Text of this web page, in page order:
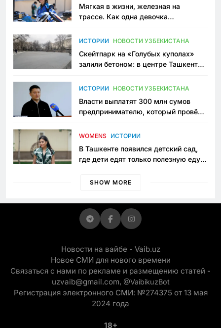
Мягкая в жизни, железная на
трассе. Как одна девочка
Узбекистане
ИСТОРИИ НОВОСТИ УЗБЕКИСТАНА
Скейтпарк на «Голубых куполах»
залили бетоном: в центре Ташкента
пространство
ИСТОРИИ НОВОСТИ УЗБЕКИСТАНА
Власти выплатят 300 млн сумов
предпринимателю, который провёл
приговору
WOMENS ИСТОРИИ
В Ташкенте появился детский сад,
где дети едят только полезную еду.
просить «кашу без сахара»
SHOW MORE
Новости на вайбе - Vaib.uz
Новое СМИ для нового времени
Связаться с нами по рекламе и размещению статей -
uzvaib@gmail.com, @VaibikuzBot
Регистрация электронного СМИ: №274375 от 13 мая
2024 года
18+